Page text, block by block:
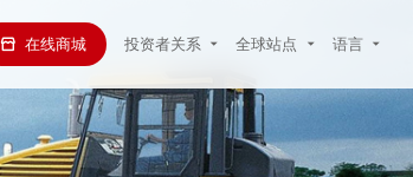
在线商城 投资者关系 全球站点 语言